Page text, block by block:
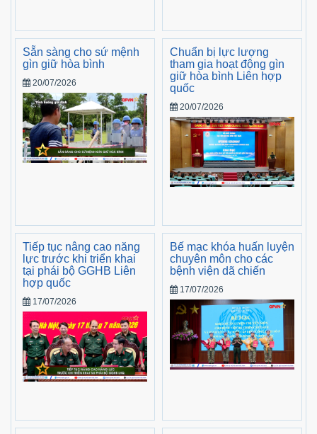
Sẵn sàng cho sứ mệnh
gìn giữ hòa bình
20/07/2026
Chuẩn bị lực lượng
tham gia hoạt động gìn
giữ hòa bình Liên hợp
quốc
20/07/2026
Tiếp tục nâng cao năng
lực trước khi triển khai
tại phái bộ GGHB Liên
hợp quốc
17/07/2026
Bế mạc khóa huấn luyện
chuyên môn cho các
bệnh viện dã chiến
17/07/2026